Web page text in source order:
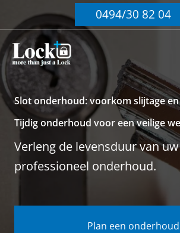
naar
de
inhoud
0494/30 82 04
Slot onderhoud: voorkom slijtage
Tijdig onderhoud voor een veilige
Verleng de levensduur van
professioneel onderhoud.
Plan een onderhoud